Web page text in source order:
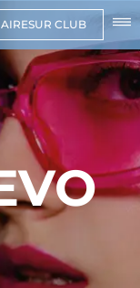
AIRESUR CLUB